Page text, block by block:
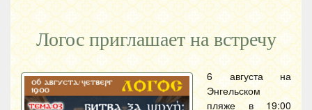
Логос приглашает на встречу
6 августа на
Энгельском
пляже в 19:00